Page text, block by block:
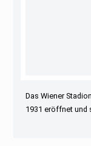
Das Wiener
1931 eröffnet und